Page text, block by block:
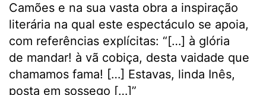
Camões e na sua vasta obra a inspiração
literária na qual este espectáculo se apoia,
com referências explícitas: “[…] à glória
de mandar! à vã cobiça, desta vaidade que
chamamos fama! […] Estavas, linda Inês,
posta em sossego […]”